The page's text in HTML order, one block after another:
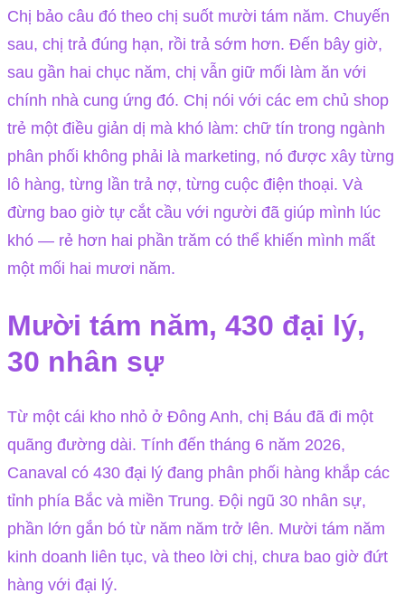
Chị bảo câu đó theo chị suốt mười tám năm. Chuyến
sau, chị trả đúng hạn, rồi trả sớm hơn. Đến bây giờ,
sau gần hai chục năm, chị vẫn giữ mối làm ăn với
chính nhà cung ứng đó. Chị nói với các em chủ shop
trẻ một điều giản dị mà khó làm: chữ tín trong ngành
phân phối không phải là marketing, nó được xây từng
lô hàng, từng lần trả nợ, từng cuộc điện thoại. Và
đừng bao giờ tự cắt cầu với người đã giúp mình lúc
khó — rẻ hơn hai phần trăm có thể khiến mình mất
một mối hai mươi năm.
Mười tám năm, 430 đại lý,
30 nhân sự
Từ một cái kho nhỏ ở Đông Anh, chị Báu đã đi một
quãng đường dài. Tính đến tháng 6 năm 2026,
Canaval có 430 đại lý đang phân phối hàng khắp các
tỉnh phía Bắc và miền Trung. Đội ngũ 30 nhân sự,
phần lớn gắn bó từ năm năm trở lên. Mười tám năm
kinh doanh liên tục, và theo lời chị, chưa bao giờ đứt
hàng với đại lý.